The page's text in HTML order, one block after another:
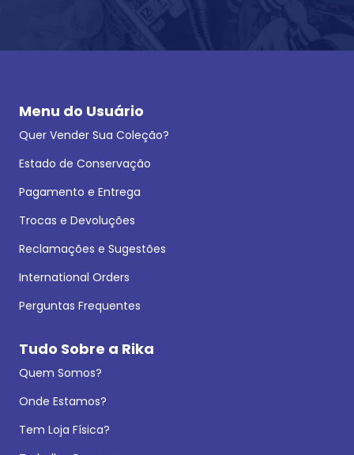
Menu do Usuário
Quer Vender Sua Coleção?
Estado de Conservação
Pagamento e Entrega
Trocas e Devoluções
Reclamações e Sugestões
International Orders
Perguntas Frequentes
Tudo Sobre a Rika
Quem Somos?
Onde Estamos?
Tem Loja Física?